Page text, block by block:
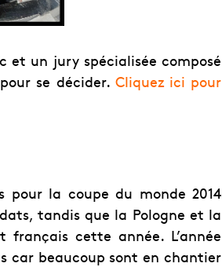
et un jury spécialisée composé
se décider. Cliquez ici pour
la coupe du monde 2014
tandis que la Pologne et la
cette année. L’année
car beaucoup sont en chantier